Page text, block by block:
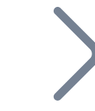
Bitcoin